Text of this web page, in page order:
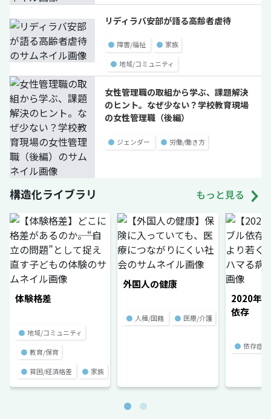
リディラバ安部が語る高齢者虐待
● 障害/福祉 ● 家族
● 地域/コミュニティ
女性管理職の取組から学ぶ、課題解決
のヒント。なぜ少ない？学校教育現場
の女性管理職（後編）
● ジェンダー ● 労働/働き方
構造化ライブラリ もっと見る
体験格差
● 地域/コミュニティ
● 教育/保育
● 貧困/経済格差 ● 家族
外国人の健康
● 人種/国籍 ● 医療/介護
2020年
依存
● 依存症